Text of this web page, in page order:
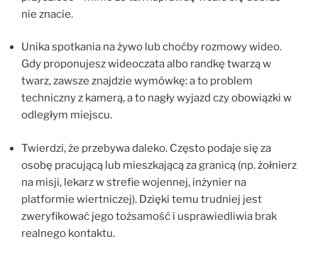
nie znacie.
Unika spotkania na żywo lub choćby rozmowy wideo.
Gdy proponujesz wideoczata albo randkę twarzą w
twarz, zawsze znajdzie wymówkę: a to problem
techniczny z kamerą, a to nagły wyjazd czy obowiązki w
odległym miejscu.
Twierdzi, że przebywa daleko. Często podaje się za
osobę pracującą lub mieszkającą za granicą (np. żołnierz
na misji, lekarz w strefie wojennej, inżynier na
platformie wiertniczej). Dzięki temu trudniej jest
zweryfikować jego tożsamość i usprawiedliwia brak
realnego kontaktu.